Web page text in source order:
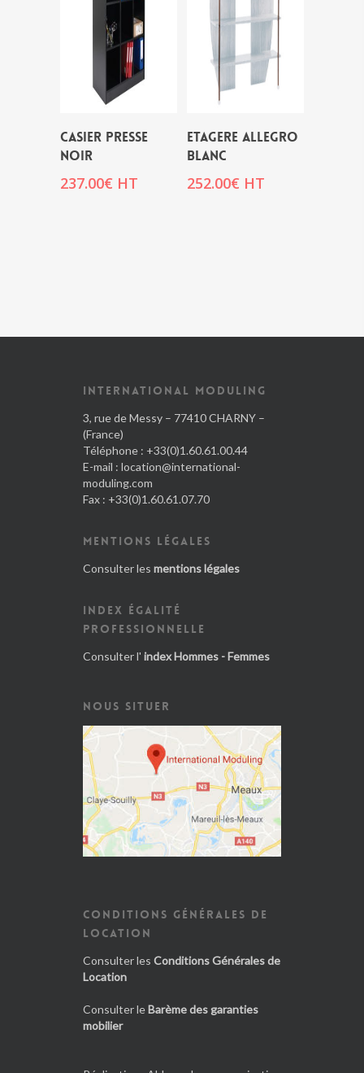
CASIER PRESSE
NOIR
237.00€ HT
ETAGERE ALLEGRO
BLANC
252.00€ HT
INTERNATIONAL MODULING
3, rue de Messy – 77410 CHARNY –
(France)
Téléphone : +33(0)1.60.61.00.44
E-mail : location@international-
moduling.com
Fax : +33(0)1.60.61.07.70
MENTIONS LÉGALES
Consulter les mentions légales
INDEX ÉGALITÉ
PROFESSIONNELLE
Consulter l' index Hommes - Femmes
NOUS SITUER
CONDITIONS GÉNÉRALES DE
LOCATION
Consulter les Conditions Générales de
Location
Consulter leBarème des garanties
mobilier